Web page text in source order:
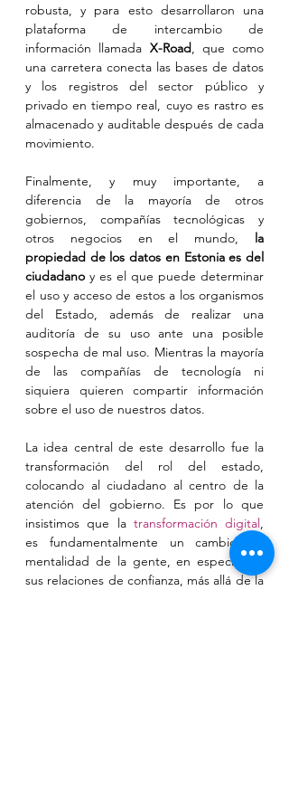
robusta, y para esto desarrollaron una
plataforma de intercambio de
información llamada X-Road, que como
una carretera conecta las bases de datos
y los registros del sector público y
privado en tiempo real, cuyo es rastro es
almacenado y auditable después de cada
movimiento.
Finalmente, y muy importante, a
diferencia de la mayoría de otros
gobiernos, compañías tecnológicas y
otros negocios en el mundo, la
propiedad de los datos en Estonia es del
ciudadano y es el que puede determinar
el uso y acceso de estos a los organismos
del Estado, además de realizar una
auditoría de su uso ante una posible
sospecha de mal uso. Mientras la mayoría
de las compañías de tecnología ni
siquiera quieren compartir información
sobre el uso de nuestros datos.
La idea central de este desarrollo fue la
transformación del rol del estado,
colocando al ciudadano al centro de la
atención del gobierno. Es por lo que
insistimos que la transformación digital,
es fundamentalmente un cambio de
mentalidad de la gente, en especial en
sus relaciones de confianza, más allá de la